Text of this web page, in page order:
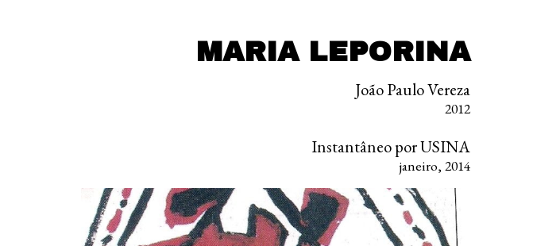
MARIA LEPORINA
João Paulo Vereza
2012
Instantâneo por USINA
janeiro, 2014